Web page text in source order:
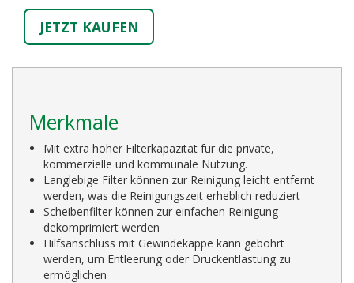
JETZT KAUFEN
Merkmale
Mit extra hoher Filterkapazität für die private,
kommerzielle und kommunale Nutzung.
Langlebige Filter können zur Reinigung leicht entfernt
werden, was die Reinigungszeit erheblich reduziert
Scheibenfilter können zur einfachen Reinigung
dekomprimiert werden
Hilfsanschluss mit Gewindekappe kann gebohrt
werden, um Entleerung oder Druckentlastung zu
ermöglichen